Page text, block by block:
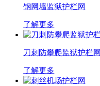
钢网墙监狱护栏网
了解更多
刀刺防攀爬监狱护栏网
了解更多